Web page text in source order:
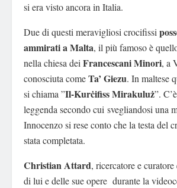
si era visto ancora in Italia.
Due di questi meravigliosi crocifissi
ammirati a Malta, il più famoso è
nella chiesa dei Francescani Minori, a
conosciuta comeTa’ Giezu. In maltese
si chiama ”Il-Kurċifiss Mirakuluż”.
leggenda secondo cui svegliandosi una
Innocenzo si rese conto che la testa del
stata completata.
Christian Attard, ricercatore e
di lui e delle sue opere durante la